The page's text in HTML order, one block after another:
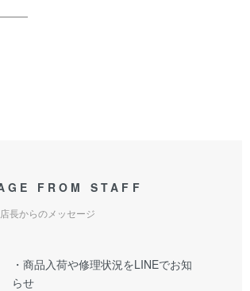
FROM STAFF
店長からのメッセージ
・商品入荷や修理状況をLINEでお知
らせ